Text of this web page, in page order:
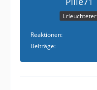
Erleuchteter
Reaktionen
Beiträge